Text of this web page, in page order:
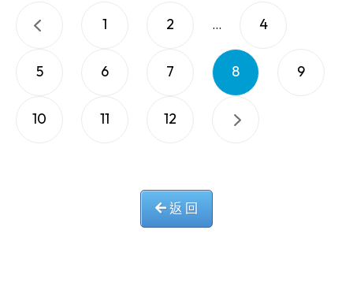
1 2 ... 4
5 6 7 8 9
10 11 12
返 回